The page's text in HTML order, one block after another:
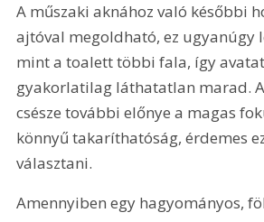
A műszaki aknához való későbbi
ajtóval megoldható, ez ugyanúgy
mint a toalett többi fala, így
gyakorlatilag láthatatlan marad.
csésze további előnye a magas
könnyű takaríthatóság, érdemes
választani.
Amennyiben egy hagyományos,